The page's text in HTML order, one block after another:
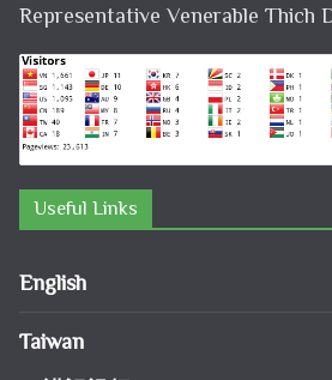
Representative Venerable Thich
Useful Links
English
Taiwan